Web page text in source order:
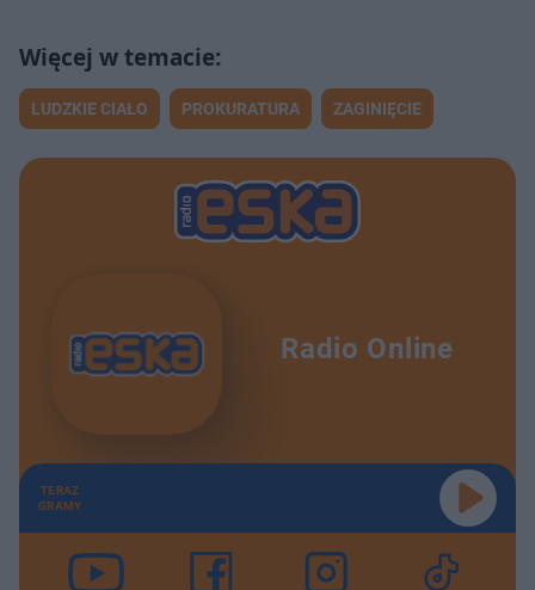
LUDZKIE CIAŁO PROKURATURA ZAGINIĘCIE
Radio Online
TERAZ
GRAMY